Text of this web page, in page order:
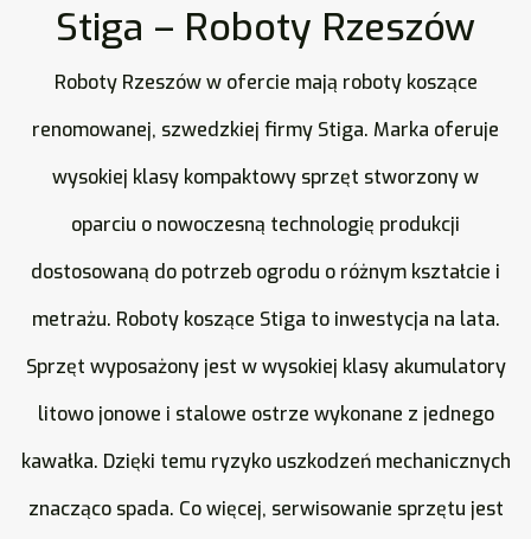
Stiga – Roboty Rzeszów
Roboty Rzeszów w ofercie mają roboty koszące
renomowanej, szwedzkiej firmy Stiga. Marka oferuje
wysokiej klasy kompaktowy sprzęt stworzony w
oparciu o nowoczesną technologię produkcji
dostosowaną do potrzeb ogrodu o różnym kształcie i
metrażu. Roboty koszące Stiga to inwestycja na lata.
Sprzęt wyposażony jest w wysokiej klasy akumulatory
litowo jonowe i stalowe ostrze wykonane z jednego
kawałka. Dzięki temu ryzyko uszkodzeń mechanicznych
znacząco spada. Co więcej, serwisowanie sprzętu jest